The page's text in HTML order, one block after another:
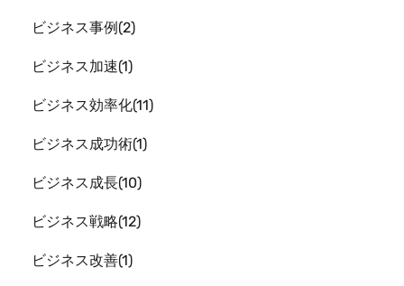
ビジネス事例 2
ビジネス加速 1
ビジネス効率化 11
ビジネス成功術 1
ビジネス成長 10
ビジネス戦略 12
ビジネス改善 1